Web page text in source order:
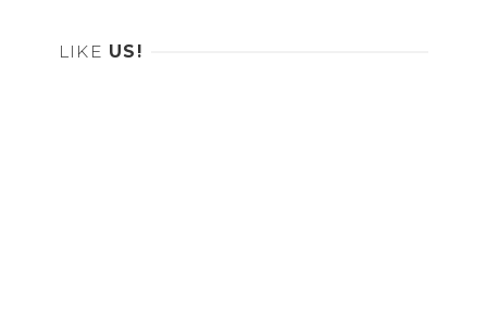
LIKE US!